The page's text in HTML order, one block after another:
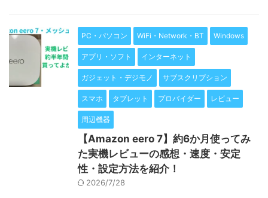
PC・パソコン WiFi・Network・BT Windows
アプリ・ソフト インターネット
ガジェット・デジモノ サブスクリプション
スマホ タブレット プロバイダー レビュー
周辺機器
【Amazon eero 7】約6か月使ってみ
た実機レビューの感想・速度・安定
性・設定方法を紹介！
2026/7/28